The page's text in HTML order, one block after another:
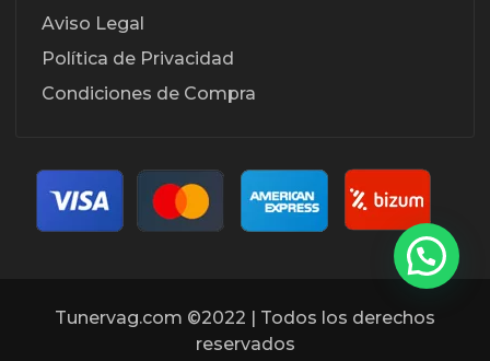
Aviso Legal
Política de Privacidad
Condiciones de Compra
Tunervag.com ©2022 | Todos los derechos
reservados